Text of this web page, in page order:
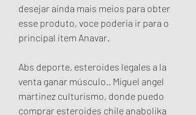
desejar ainda mais meios para obter
esse produto, voce poderia ir para o
principal item Anavar.
Abs deporte, esteroides legales a la
venta ganar músculo.. Miguel angel
martinez culturismo, donde puedo
comprar esteroides chile anabolika